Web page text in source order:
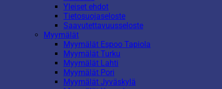
Yleiset ehdot
Tietosuojaseloste
Saavutettavuusseloste
Myymälät
Myymälät Espoo Tapiola
Myymälät Turku
Myymälät Lahti
Myymälät Pori
Myymälät Jyväskylä